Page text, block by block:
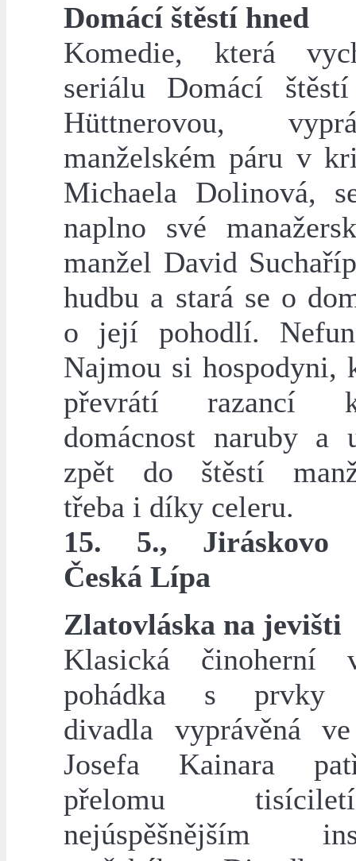
Domácí štěstí hned
Komedie, která
seriálu Domácí
Hüttnerovou,
manželském páru v
Michaela Dolinová,
naplno své
manžel David
hudbu a stará se o
o její pohodlí.
Najmou si hospodyni,
převrátí razancí
domácnost naruby a
zpět do štěstí
třeba i díky celeru.
15. 5., Jiráskovo
Česká Lípa
Zlatovláska na jevišti
Klasická činoherní
pohádka s prvky
divadla vyprávěná
Josefa Kainara
přelomu
nejúspěšnějším